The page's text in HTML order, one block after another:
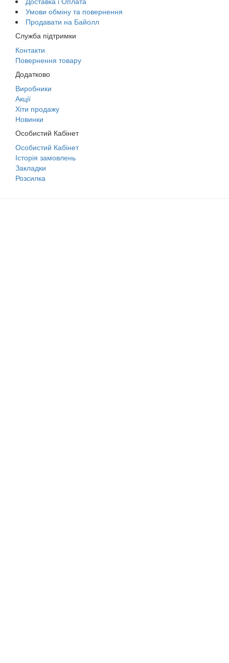
Умови обміну та повернення
Продавати на Байолл
Служба підтримки
Контакти
Повернення товару
Додатково
Виробники
Акції
Хіти продажу
Новинки
Особистий Кабінет
Особистий Кабінет
Історія замовлень
Закладки
Розсилка